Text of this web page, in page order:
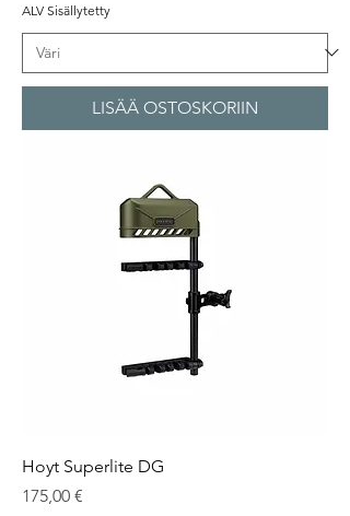
ALV Sisällytetty
LISÄÄ OSTOSKORIIN
Hoyt Superlite DG
Hinta
175,00 €